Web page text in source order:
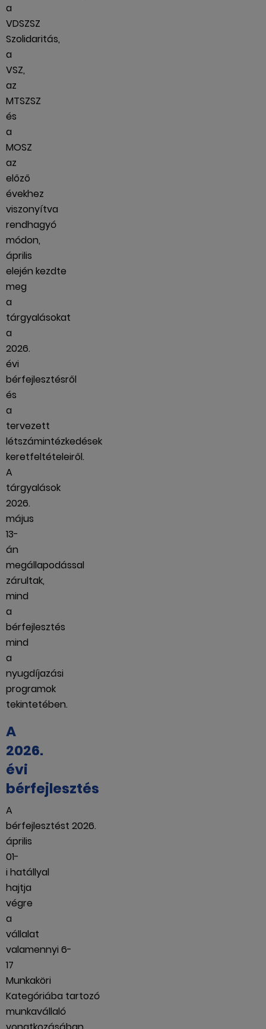
a
VDSZSZ
Szolidaritás,
a
VSZ,
az
MTSZSZ
és
a
MOSZ
az
előző
évekhez
viszonyítva
rendhagyó
módon,
április
elején kezdte
meg
a
tárgyalásokat
a
2026.
évi
bérfejlesztésről
és
a
tervezett
létszámintézkedések
keretfeltételeiről.
A
tárgyalások
2026.
május
13-
án
megállapodással
zárultak,
mind
a
bérfejlesztés
mind
a
nyugdíjazási
programok
tekintetében.
A
2026.
évi
bérfejlesztés
A
bérfejlesztést 2026.
április
01-
i hatállyal
hajtja
végre
a
vállalat
valamennyi 6-
17
Munkaköri
Kategóriába tartozó
munkavállaló